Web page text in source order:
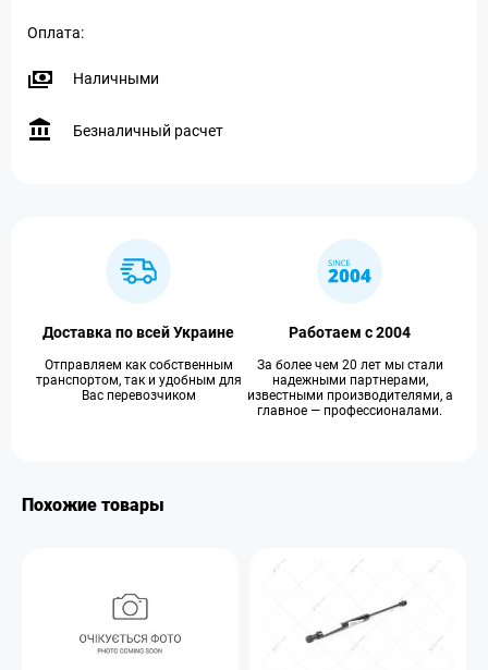
Оплата:
Наличными
Безналичный расчет
Доставка по всей Украине
Отправляем как собственным
транспортом, так и удобным для
Вас перевозчиком
Работаем с 2004
За более чем 20 лет мы стали
надежными партнерами,
известными производителями, а
главное — профессионалами.
Похожие товары